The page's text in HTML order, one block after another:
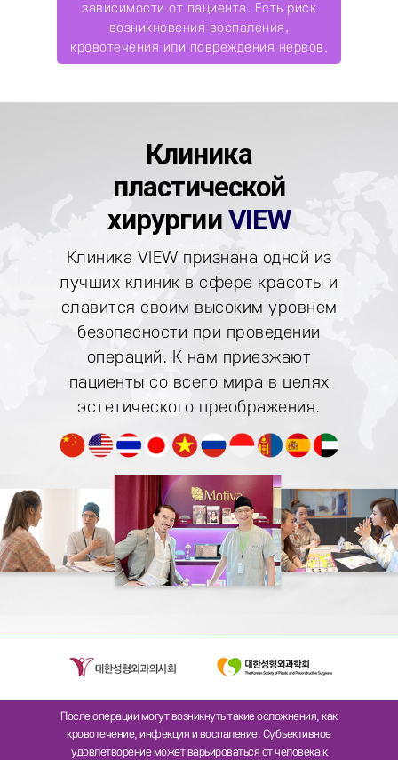
зависимости от пациента. Есть риск
возникновения воспаления,
кровотечения или повреждения нервов.
Клиника
пластической
хирургииVIEW
Клиника VIEW признана одной из
лучших клиник в сфере красоты и
славится своим высоким уровнем
безопасности при проведении
операций. К нам приезжают
пациенты со всего мира в целях
эстетического преображения.
После операции могут возникнуть такие осложнения, как
кровотечение, инфекция и воспаление. Субъективное
удовлетворение может варьироваться от человека к